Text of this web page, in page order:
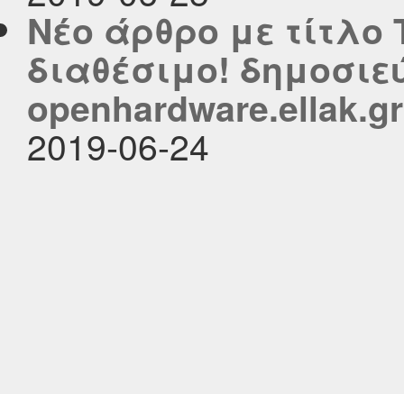
Νέο άρθρο με τίτλο
διαθέσιμο!
openhardware.ellak.gr
2019-06-24